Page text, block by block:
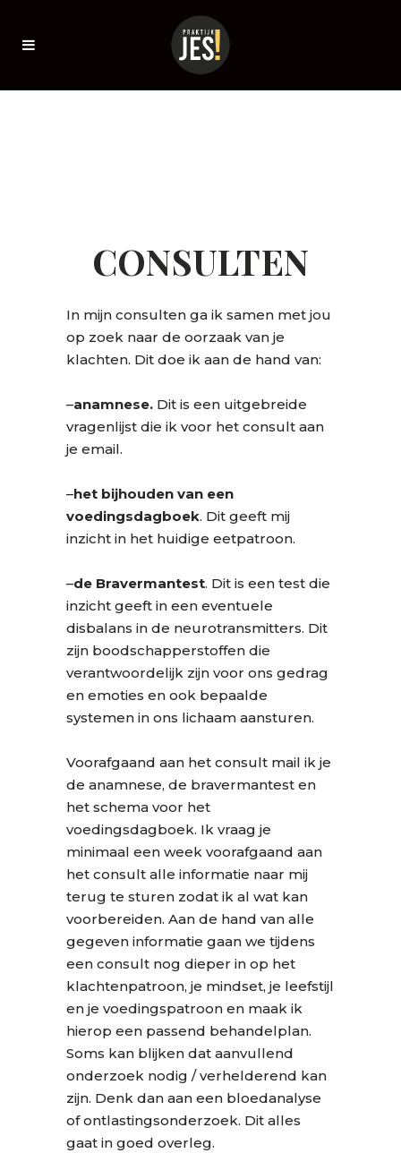
CONSULTEN
In mijn consulten ga ik samen met jou
op zoek naar de oorzaak van je
klachten. Dit doe ik aan de hand van:
–anamnese. Dit is een uitgebreide
vragenlijst die ik voor het consult aan
je email.
–het bijhouden van een
voedingsdagboek. Dit geeft mij
inzicht in het huidige eetpatroon.
–de Bravermantest. Dit is een test die
inzicht geeft in een eventuele
disbalans in de neurotransmitters. Dit
zijn boodschapperstoffen die
verantwoordelijk zijn voor ons gedrag
en emoties en ook bepaalde
systemen in ons lichaam aansturen.
Voorafgaand aan het consult mail ik je
de anamnese, de bravermantest en
het schema voor het
voedingsdagboek. Ik vraag je
minimaal een week voorafgaand aan
het consult alle informatie naar mij
terug te sturen zodat ik al wat kan
voorbereiden. Aan de hand van alle
gegeven informatie gaan we tijdens
een consult nog dieper in op het
klachtenpatroon, je mindset, je leefstijl
en je voedingspatroon en maak ik
hierop een passend behandelplan.
Soms kan blijken dat aanvullend
onderzoek nodig / verhelderend kan
zijn. Denk dan aan een bloedanalyse
of ontlastingsonderzoek. Dit alles
gaat in goed overleg.